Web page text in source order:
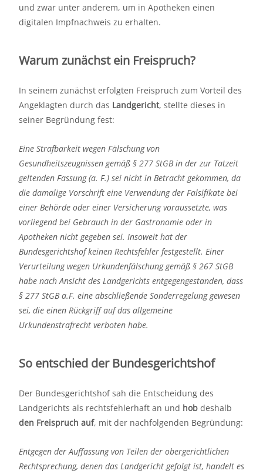
und zwar unter anderem, um in Apotheken einen
digitalen Impfnachweis zu erhalten.
Warum zunächst ein Freispruch?
In seinem zunächst erfolgten Freispruch zum Vorteil des
Angeklagten durch das Landgericht, stellte dieses in
seiner Begründung fest:
Eine Strafbarkeit wegen Fälschung von
Gesundheitszeugnissen gemäß § 277 StGB in der zur Tatzeit
geltenden Fassung (a. F.) sei nicht in Betracht gekommen, da
die damalige Vorschrift eine Verwendung der Falsifikate bei
einer Behörde oder einer Versicherung voraussetzte, was
vorliegend bei Gebrauch in der Gastronomie oder in
Apotheken nicht gegeben sei. Insoweit hat der
Bundesgerichtshof keinen Rechtsfehler festgestellt. Einer
Verurteilung wegen Urkundenfälschung gemäß § 267 StGB
habe nach Ansicht des Landgerichts entgegengestanden, dass
§ 277 StGB a.F. eine abschließende Sonderregelung gewesen
sei, die einen Rückgriff auf das allgemeine
Urkundenstrafrecht verboten habe.
So entschied der Bundesgerichtshof
Der Bundesgerichtshof sah die Entscheidung des
Landgerichts als rechtsfehlerhaft an und hob deshalb
den Freispruch auf, mit der nachfolgenden Begründung:
Entgegen der Auffassung von Teilen der obergerichtlichen
Rechtsprechung, denen das Landgericht gefolgt ist, handelt es